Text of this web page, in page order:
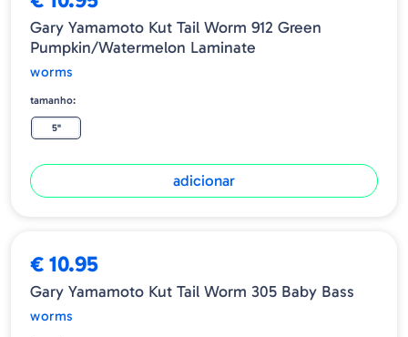
Gary Yamamoto Kut Tail Worm 912 Green
Pumpkin/Watermelon Laminate
worms
tamanho:
5"
adicionar
€ 10.95
Gary Yamamoto Kut Tail Worm 305 Baby Bass
worms